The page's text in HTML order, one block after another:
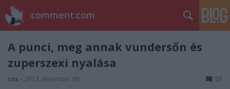
comment:com
A punci, meg annak vundersőn és
zuperszexi nyalása
sixx • 2013. december 09. 55